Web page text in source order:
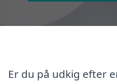
Er du på udkig efter